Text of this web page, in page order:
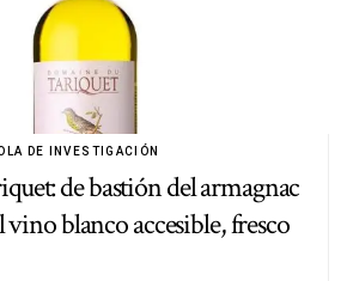
DE INVESTIGACIÓN
de bastión del armagnac
vino blanco accesible, fresco